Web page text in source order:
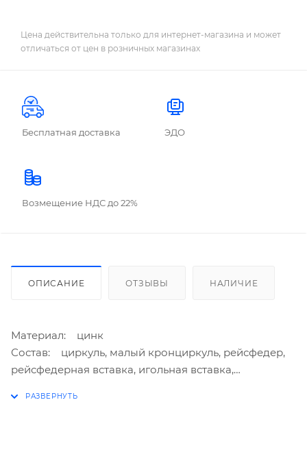
Цена действительна только для интернет-магазина и может
отличаться от цен в розничных магазинах
Бесплатная доставка ЭДО
Возмещение НДС до 22%
ОПИСАНИЕ ОТЗЫВЫ НАЛИЧИЕ
Материал: цинк
Состав: циркуль, малый кронциркуль, рейсфедер,
рейсфедерная вставка, игольная вставка,